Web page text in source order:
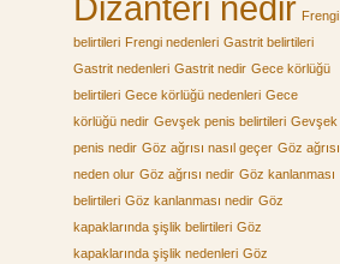
Frengi
belirtileri Frengi nedenleri Gastrit belirtileri
Gastrit nedenleri Gastrit nedir Gece körlüğü
belirtileri Gece körlüğü nedenleri Gece
körlüğü nedir Gevşek penis belirtileri Gevşek
penis nedir Göz ağrısı nasıl geçer Göz ağrısı
neden olur Göz ağrısı nedir Göz kanlanması
belirtileri Göz kanlanması nedir Göz
kapaklarında şişlik belirtileri Göz
kapaklarında şişlik nedenleri Göz